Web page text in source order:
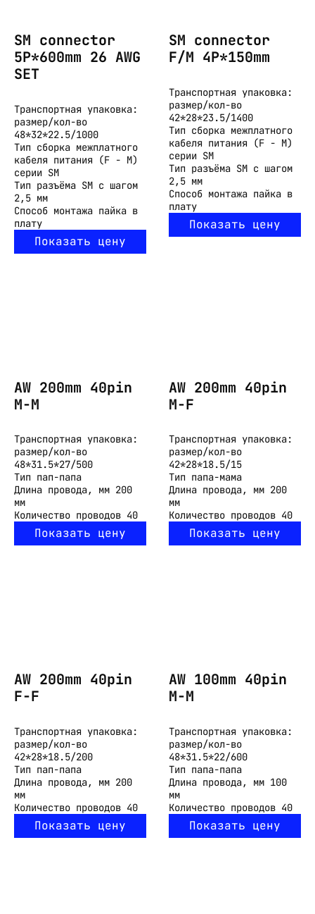
SM connector
5P*600mm 26 AWG
SET
Транспортная упаковка:
размер/кол-во
48*32*22.5/1000
Тип сборка межплатного
кабеля питания (F - М)
серии SM
Тип разъёма SM с шагом
2,5 мм
Способ монтажа пайка в
плату
Показать цену
SM connector
F/M 4P*150mm
Транспортная упаковка:
размер/кол-во
42*28*23.5/1400
Тип сборка межплатного
кабеля питания (F - М)
серии SM
Тип разъёма SM с шагом
2,5 мм
Способ монтажа пайка в
плату
Показать цену
AW 200mm 40pin
M-M
Транспортная упаковка:
размер/кол-во
48*31.5*27/500
Тип пап-папа
Длина провода, мм 200
мм
Количество проводов 40
Показать цену
AW 200mm 40pin
M-F
Транспортная упаковка:
размер/кол-во
42*28*18.5/15
Тип папа-мама
Длина провода, мм 200
мм
Количество проводов 40
Показать цену
AW 200mm 40pin
F-F
Транспортная упаковка:
размер/кол-во
42*28*18.5/200
Тип пап-папа
Длина провода, мм 200
мм
Количество проводов 40
Показать цену
AW 100mm 40pin
M-M
Транспортная упаковка:
размер/кол-во
48*31.5*22/600
Тип папа-папа
Длина провода, мм 100
мм
Количество проводов 40
Показать цену